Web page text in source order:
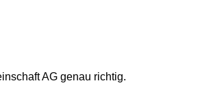
AG genau richtig.